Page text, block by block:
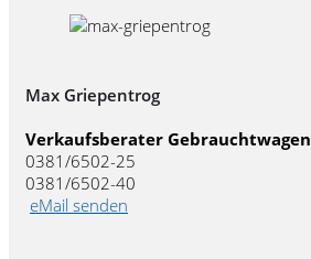
Max Griepentrog
Verkaufsberater Gebrauchtwagen
0381/6502-25
0381/6502-40
eMail senden